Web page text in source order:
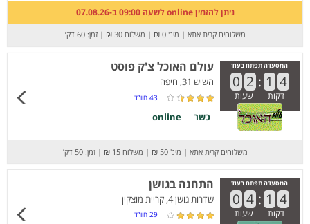
ניתן להזמין online לשעה 09:00 ב-07.08.26
משלוחים קרית אתא | מינ' 0 ₪ | משלוח 30 ₪ | זמן: 60 דק’
המסעדה תפתח בעוד
0 2 : 1 4
דקות שעות
עולם האוכל צ'ק פוסט
השיש 31, חיפה
43 חוו”ד
כשר online
משלוחים קרית אתא | מינ' 50 ₪ | משלוח 15 ₪ | זמן: 50 דק’
המסעדה תפתח בעוד
0 4 : 1 4
דקות שעות
התחנה בגושן
שדרות גושן 4, קריית מוצקין
29 חוו”ד